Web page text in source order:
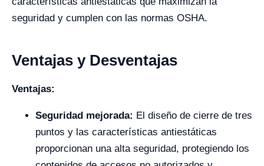
seguridad y cumplen con las normas OSHA.
Ventajas y Desventajas
Ventajas:
Seguridad mejorada: El diseño de cierre de tres
puntos y las características antiestáticas
proporcionan una alta seguridad, protegiendo los